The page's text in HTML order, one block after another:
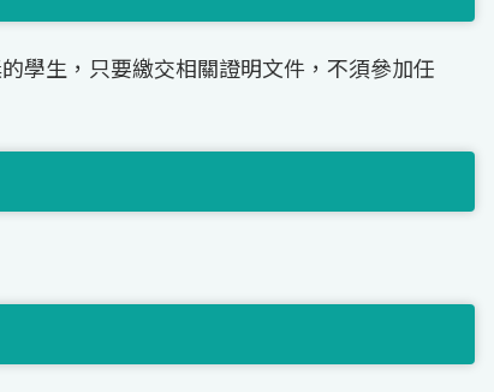
學生，只要繳交相關證明文件，不須參加任